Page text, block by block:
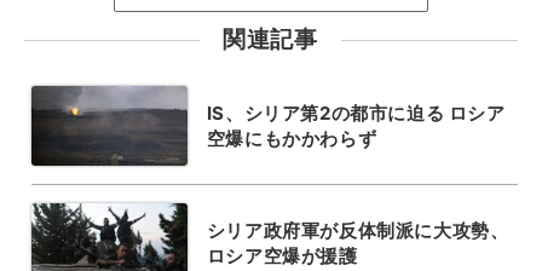
関連記事
IS、シリア第2の都市に迫る ロシア
空爆にもかかわらず
シリア政府軍が反体制派に大攻勢、
ロシア空爆が援護